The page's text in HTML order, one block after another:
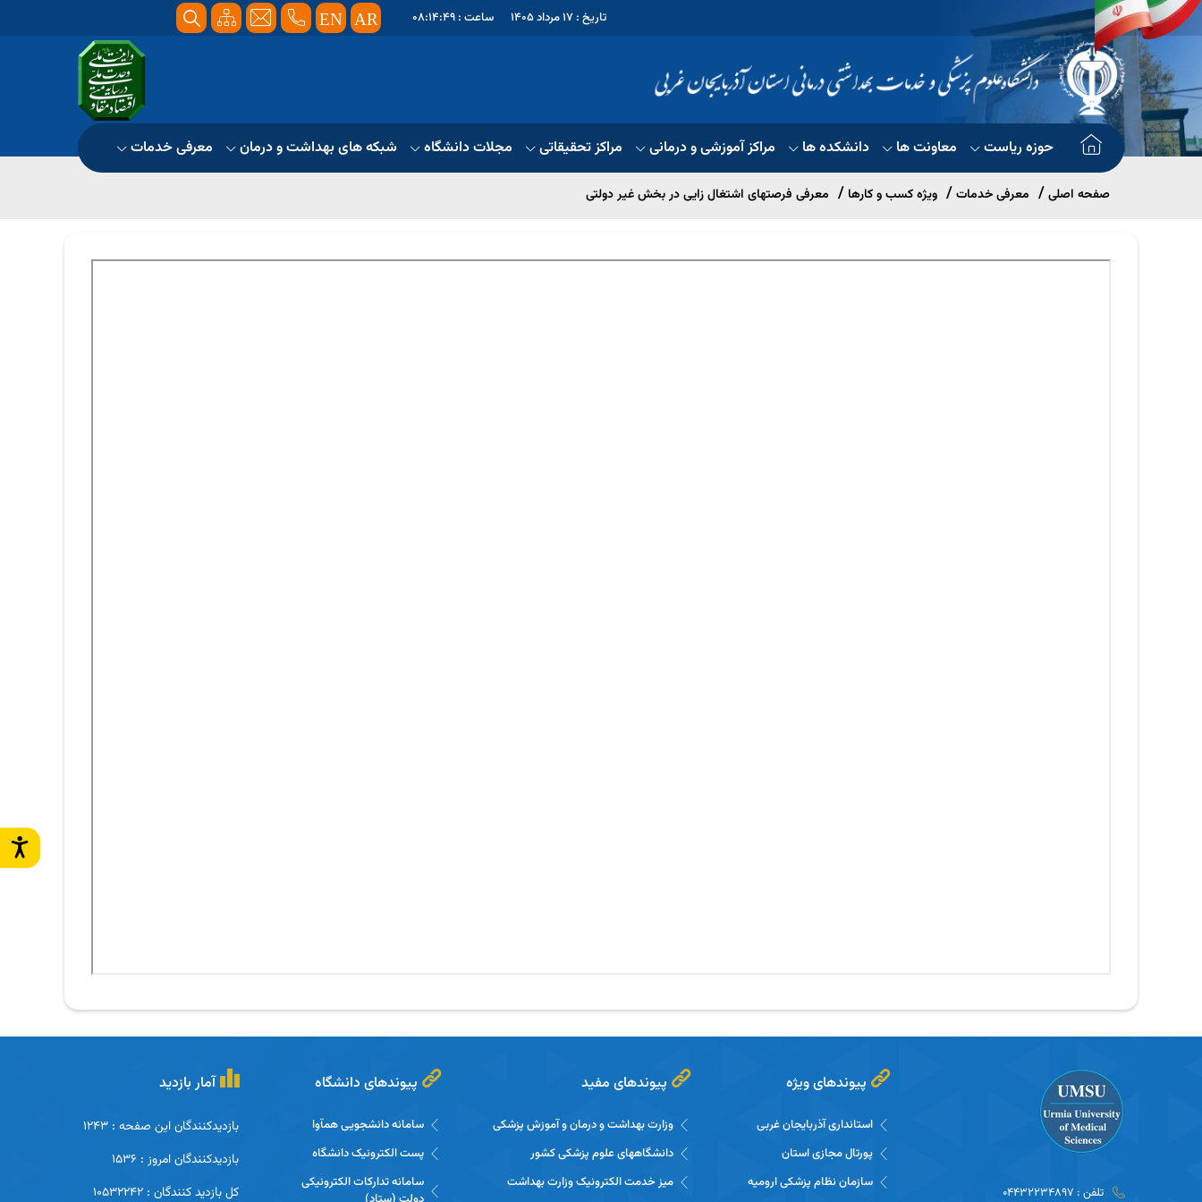
تاریخ : 17 مرداد 1405 ساعت : 08:14:49 AR
EN
حوزه ریاست معاونت ها دانشکده ها مراکز آموزشی و درمانی مراکز تحقیقاتی مجلات دانشگاه شبکه های بهداشت و درمان معرفی خدمات
صفحه اصلی معرفی خدمات ویژه کسب و کارها معرفی فرصتهای اشتغال زایی در بخش غیر دولتی
تلفن : 04432234897
پیوندهای ویژه
استانداری آذربایجان غربی
پورتال مجازی استان
سازمان نظام پزشکی ارومیه
پیوندهای مفید
وزارت بهداشت و درمان و آموزش پزشکی
دانشگاههای علوم پزشکی کشور
میز خدمت الکترونیک وزارت بهداشت
پیوندهای دانشگاه
سامانه دانشجویی همآوا
پست الکترونیک دانشگاه
سامانه تدارکات الکترونیکی
آمار بازدید
بازدیدکنندگان این صفحه : 1243
بازدیدکنندگان امروز : 1536
کل بازدید کنندگان : 10532242